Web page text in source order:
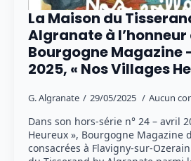
La Maison du
Algranate à l’honneur
Bourgogne Magazine
2025, « Nos Villages
G. Algranate 29/05/2025 Aucun
Dans son hors-série n° 24 – avril
Heureux », Bourgogne Magazine
consacrées à Flavigny-sur-